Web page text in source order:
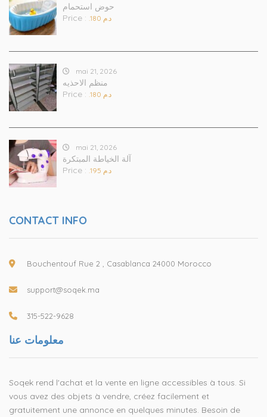
حوض استحمام
Price :
.د.م 180
mai 21, 2026
منظم الاحذيه
Price :
.د.م 180
mai 21, 2026
آلة الخياطة المبتكرة
Price :
.د.م 195
CONTACT INFO
Bouchentouf Rue 2 , Casablanca 24000 Morocco
support@soqek.ma
315-522-9628
معلومات عنا
Soqek rend l'achat et la vente en ligne accessibles à tous. Si
vous avez des objets à vendre, créez facilement et
gratuitement une annonce en quelques minutes. Besoin de